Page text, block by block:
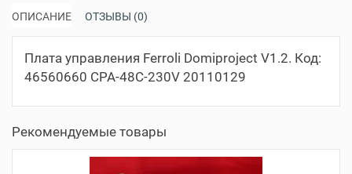
ОПИСАНИЕ ОТЗЫВЫ (0)
Плата управления Ferroli Domiproject V1.2. Код:
46560660 CPA-48C-230V 20110129
Рекомендуемые товары